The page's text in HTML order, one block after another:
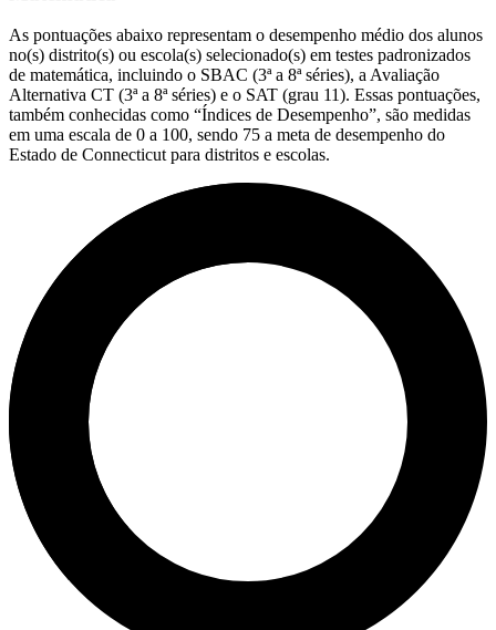
As pontuações abaixo representam o desempenho médio dos alunos
no(s) distrito(s) ou escola(s) selecionado(s) em testes padronizados
de matemática, incluindo o SBAC (3ª a 8ª séries), a Avaliação
Alternativa CT (3ª a 8ª séries) e o SAT (grau 11). Essas pontuações,
também conhecidas como “Índices de Desempenho”, são medidas
em uma escala de 0 a 100, sendo 75 a meta de desempenho do
Estado de Connecticut para distritos e escolas.